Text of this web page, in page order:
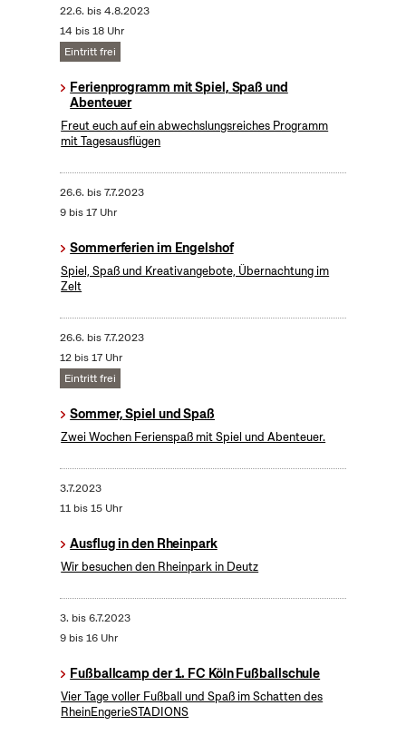
22.6. bis4.8.2023
14 bis 18 Uhr
Eintritt frei
Ferienprogramm mit Spiel, Spaß und
Abenteuer
Freut euch auf ein abwechslungsreiches Programm
mit Tagesausflügen
26.6. bis7.7.2023
9 bis 17 Uhr
Sommerferien im Engelshof
Spiel, Spaß und Kreativangebote, Übernachtung im
Zelt
26.6. bis7.7.2023
12 bis 17 Uhr
Eintritt frei
Sommer, Spiel und Spaß
Zwei Wochen Ferienspaß mit Spiel und Abenteuer.
3.7.2023
11 bis 15 Uhr
Ausflug in den Rheinpark
Wir besuchen den Rheinpark in Deutz
3. bis6.7.2023
9 bis 16 Uhr
Fußballcamp der 1. FC Köln Fußballschule
Vier Tage voller Fußball und Spaß im Schatten des
RheinEngerieSTADIONS